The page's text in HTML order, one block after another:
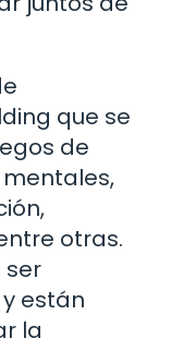
que se
de
otras.
ser
están
la